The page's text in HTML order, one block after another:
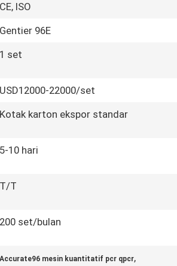
CE, ISO
Gentier 96E
1 set
USD12000-22000/set
Kotak karton ekspor standar
5-10 hari
T/T
200 set/bulan
Accurate96 mesin kuantitatif pcr qpcr,